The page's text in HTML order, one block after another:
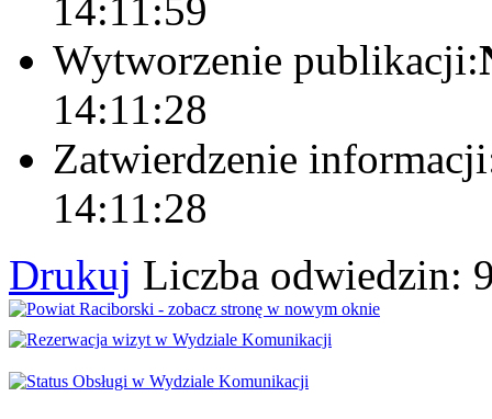
14:11:59
Wytworzenie publikacji:
14:11:28
Zatwierdzenie
14:11:28
Drukuj Liczba odwiedzin: